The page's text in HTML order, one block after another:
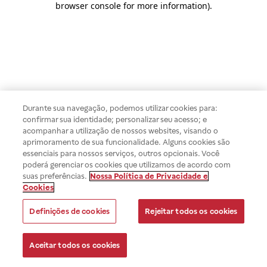
browser console for more information).
Durante sua navegação, podemos utilizar cookies para:
confirmar sua identidade; personalizar seu acesso; e
acompanhar a utilização de nossos websites, visando o
aprimoramento de sua funcionalidade. Alguns cookies são
essenciais para nossos serviços, outros opcionais. Você
poderá gerenciar os cookies que utilizamos de acordo com
suas preferências. Nossa Política de Privacidade e
Cookies
Definições de cookies Rejeitar todos os cookies
Aceitar todos os cookies